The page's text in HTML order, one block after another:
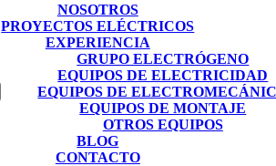
NOSOTROS
PROYECTOS ELÉCTRICOS
EXPERIENCIA
GRUPO ELECTRÓGENO
EQUIPOS DE ELECTRICIDAD
EQUIPOS DE
EQUIPOS DE MONTAJE
OTROS EQUIPOS
BLOG
CONTACTO